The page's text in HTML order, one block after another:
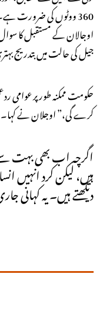
360 ووٹوں کی ضرورت
اوجالان کے مستقبل کا
جیل کی حالت میں بتدریج
کرے گی،” اوجلان نے کہا۔
اگرچہ اب بھی بہت
ہیں، لیکن کرد انہیں
دیکھتے ہیں۔ یہ کہانی